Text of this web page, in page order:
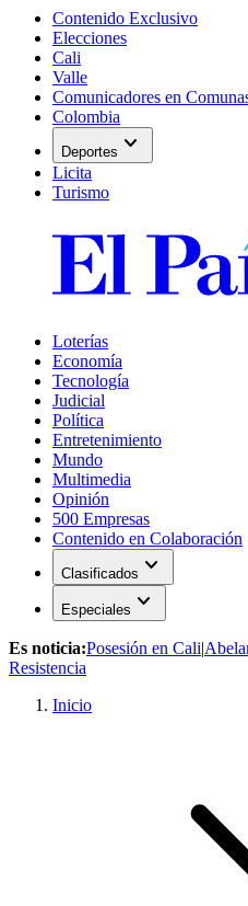
Contenido Exclusivo
Elecciones
Cali
Valle
Comunicadores en
Colombia
Deportes expand_more
Licita
Turismo
Loterías
Economía
Tecnología
Judicial
Política
Entretenimiento
Mundo
Multimedia
Opinión
500 Empresas
Contenido en Colaboración
Clasificados expand_more
Especiales expand_more
Es noticia:Posesión en Cali|
Resistencia
Inicio